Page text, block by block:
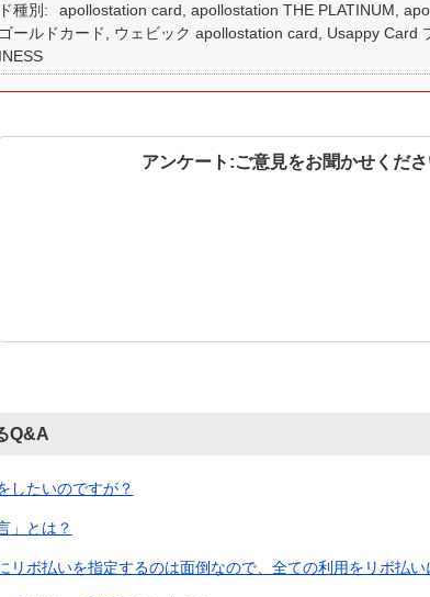
種別
apollostation card, apollostation THE PLATINUM,
ールドカード, ウェビック apollostation card, Usappy Card
アンケート:ご意見をお聞かせくだ
Q&A
したいのですが？
」とは？
リボ払いを指定するのは面倒なので、全ての利用をリボ払い